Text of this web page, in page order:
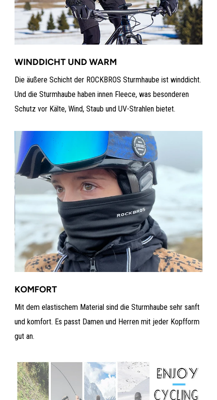
WINDDICHT UND WARM
Die äußere Schicht der ROCKBROS Sturmhaube ist winddicht.
Und die Sturmhaube haben innen Fleece, was besonderen
Schutz vor Kälte, Wind, Staub und UV-Strahlen bietet.
KOMFORT
Mit dem elastischem Material sind die Sturmhaube sehr sanft
und komfort. Es passt Damen und Herren mit jeder Kopfform
gut an.